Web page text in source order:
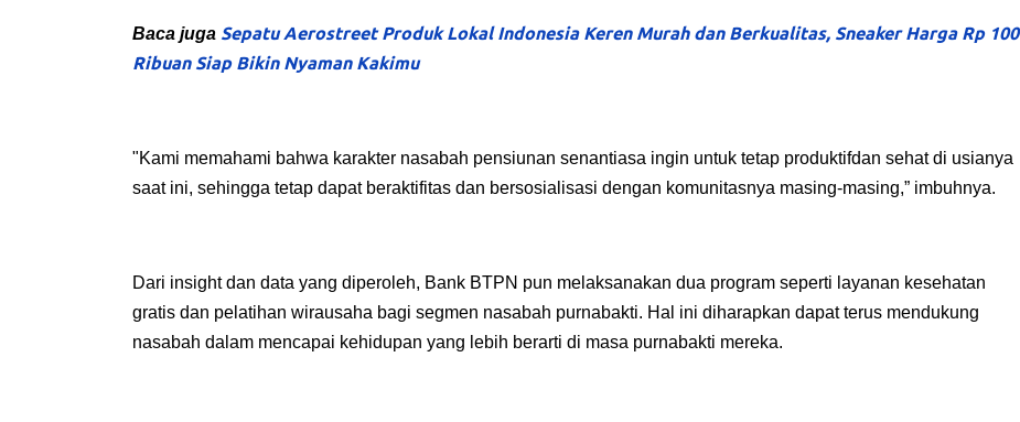
Baca juga Sepatu Aerostreet Produk Lokal Indonesia Keren Murah dan Berkualitas, Sneaker Harga Rp 100
Ribuan Siap Bikin Nyaman Kakimu
"Kami memahami bahwa karakter nasabah pensiunan senantiasa ingin untuk tetap produktifdan sehat di usianya
saat ini, sehingga tetap dapat beraktifitas dan bersosialisasi dengan komunitasnya masing-masing,” imbuhnya.
Dari insight dan data yang diperoleh, Bank BTPN pun melaksanakan dua program seperti layanan kesehatan
gratis dan pelatihan wirausaha bagi segmen nasabah purnabakti. Hal ini diharapkan dapat terus mendukung
nasabah dalam mencapai kehidupan yang lebih berarti di masa purnabakti mereka.